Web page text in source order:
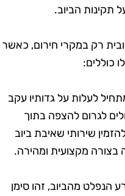
הביוב.
רק במקרי חירום, כאשר
כוללים:
לעלות על גדותיו עקב
לגרום להצפה בתוך
שירותי שאיבת ביוב
מקצועית ומהירה.
מהביוב, זהו סימן